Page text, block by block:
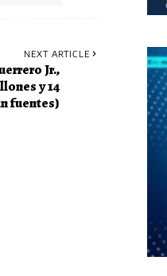
NEXT ARTICLE
Jr.,
y 14
fuentes)